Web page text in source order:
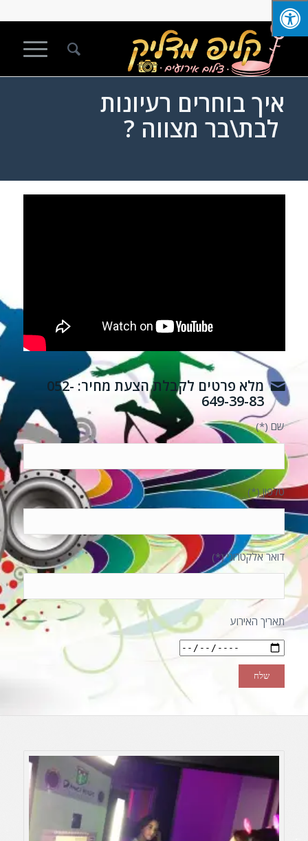
איך בוחרים רעיונות
לבת\בר מצווה ?
מלא פרטים לקבלת הצעת מחיר: 052-
649-39-83
שם (*)
טלפון (*)
דואר אלקטרוני (*)
תאריך האירוע